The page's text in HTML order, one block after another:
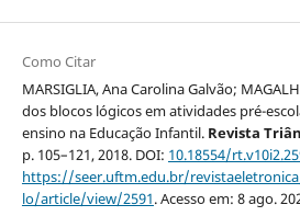
Como Citar
MARSIGLIA, Ana Carolina Galvão;
dos blocos lógicos em atividades pré-
ensino na Educação Infantil. Revista
p. 105–121, 2018. DOI: 10.18554/
https://seer.uftm.edu.br/
lo/article/view/2591. Acesso em: 8 ago.